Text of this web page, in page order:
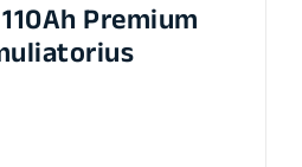
Premium